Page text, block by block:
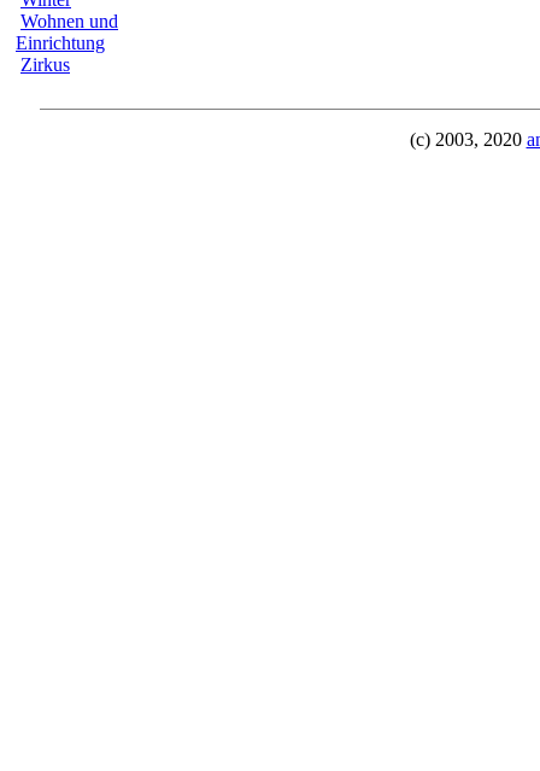
Wohnen und
Einrichtung
Zirkus
(c) 2003, 2020